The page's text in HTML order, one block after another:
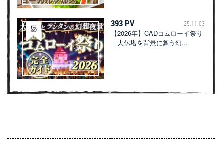
393 PV 25.11.03
【2026年】CADコムローイ祭り
｜大仏塔を背景に舞う幻...